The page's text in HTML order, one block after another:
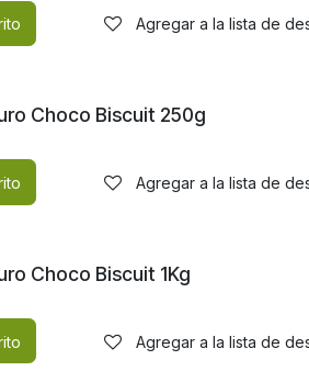
Agregar a la lista de
Choco Biscuit 250g
Agregar a la lista de
Choco Biscuit 1Kg
Agregar a la lista de